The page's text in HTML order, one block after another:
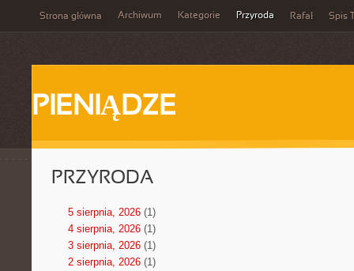
Strona główna Archiwum Kategorie Przyroda Rafał Spis
PIENIĄDZE
PRZYRODA
5 sierpnia, 2026(1)
4 sierpnia, 2026(1)
3 sierpnia, 2026(1)
2 sierpnia, 2026(1)